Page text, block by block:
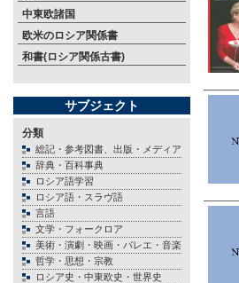
中東欧諸国
欧米のロシア関係書
和書(ロシア関係古書)
サブジェクト
分類
総記・参考図書、出版・メディア
辞典・百科事典
ロシア語学習
ロシア語・スラヴ語
言語
文学・フォークロア
美術・演劇・映画・バレエ・音楽
哲学・思想・宗教
ロシア史・中東欧史・世界史